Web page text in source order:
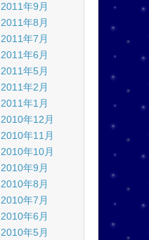
2011年9月
2011年8月
2011年7月
2011年6月
2011年5月
2011年2月
2011年1月
2010年12月
2010年11月
2010年10月
2010年9月
2010年8月
2010年7月
2010年6月
2010年5月